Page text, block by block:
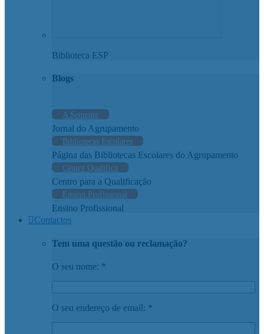
Biblioteca ESP
Blogs
A Semente
Jornal do Agrupamento
Bibliotecas Escolares
Página das Bibliotecas Escolares do Agrupamento
Centro Qualifica
Centro para a Qualificação
Ensino Profissional
Ensino Profissional
Contactos
Tem uma questão ou reclamação?
O seu nome: *
O seu endereço de email: *